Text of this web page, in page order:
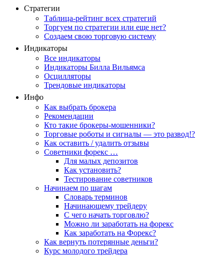
Стратегии
Таблица-рейтинг всех стратегий
Торгуем по стратегии или еще нет?
Создаем свою торговую систему
Индикаторы
Все индикаторы
Индикаторы Билла Вильямса
Осцилляторы
Трендовые индикаторы
Инфо
Как выбрать брокера
Рекомендации
Кто такие брокеры-мошенники?
Торговые роботы и сигналы — это развод!?
Как оставить / удалить отзывы
Советники форекс …
Для малых депозитов
Как установить?
Тестирование советников
Начинаем по шагам
Словарь терминов
Начинающему трейдеру
С чего начать торговлю?
Можно ли заработать на форекс
Как заработать на Форекс?
Как вернуть потерянные деньги?
Курс молодого трейдера